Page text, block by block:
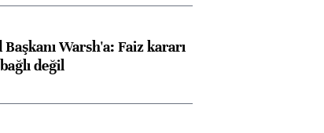
Warsh'a: Faiz kararı
değil